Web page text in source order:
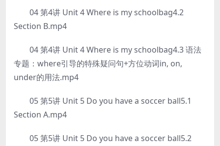
04 第4讲 Unit 4 Where is my schoolbag4.2
Section B.mp4
04 第4讲 Unit 4 Where is my schoolbag4.3 语法
专题：where引导的特殊疑问句+方位动词in, on,
under的用法.mp4
05 第5讲 Unit 5 Do you have a soccer ball5.1
Section A.mp4
05 第5讲 Unit 5 Do you have a soccer ball5.2